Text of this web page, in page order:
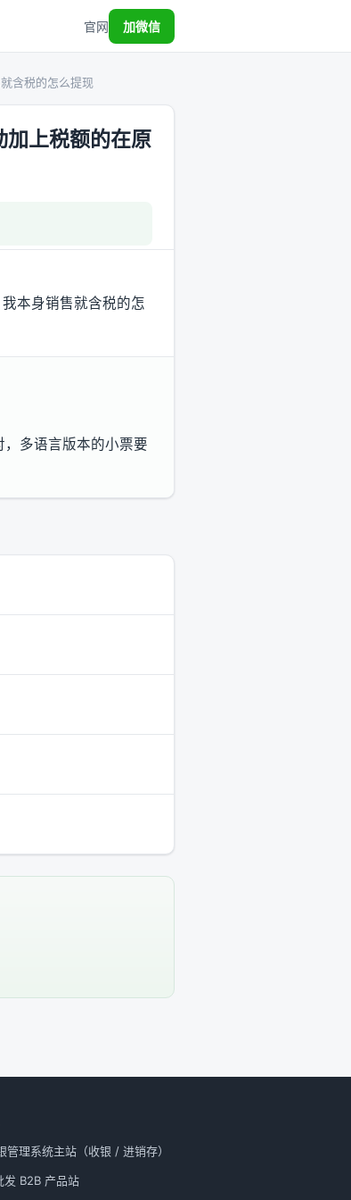
官网 加微信
含税的怎么提现
加上税额的在原
本身销售就含税的怎
多语言版本的小票要
管理系统主站（收银 / 进销存）
发 B2B 产品站